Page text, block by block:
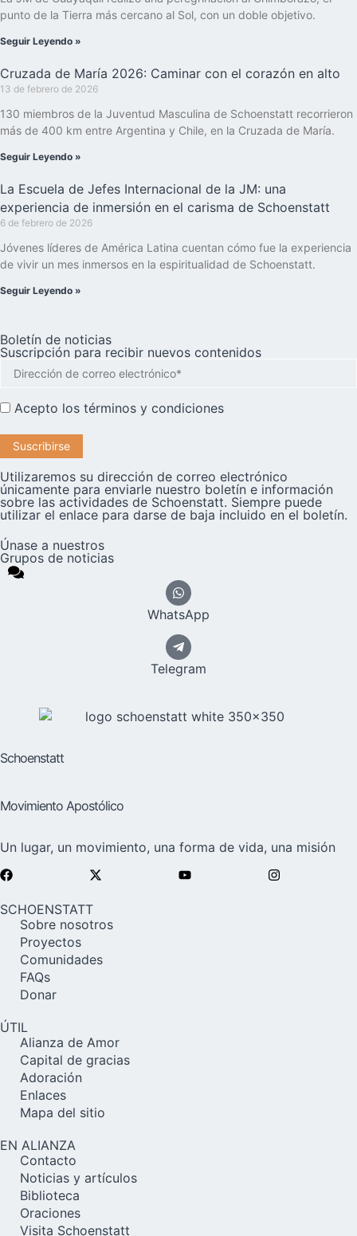
punto de la Tierra más cercano al Sol, con un doble objetivo.
Seguir Leyendo »
Cruzada de María 2026: Caminar con el corazón en alto
13 de febrero de 2026
130 miembros de la Juventud Masculina de Schoenstatt recorrieron
más de 400 km entre Argentina y Chile, en la Cruzada de María.
Seguir Leyendo »
La Escuela de Jefes Internacional de la JM: una
experiencia de inmersión en el carisma de Schoenstatt
6 de febrero de 2026
Jóvenes líderes de América Latina cuentan cómo fue la experiencia
de vivir un mes inmersos en la espiritualidad de Schoenstatt.
Seguir Leyendo »
Boletín de noticias
Suscripción para recibir nuevos contenidos
Acepto los términos y condiciones
Utilizaremos su dirección de correo electrónico
únicamente para enviarle nuestro boletín e información
sobre las actividades de Schoenstatt. Siempre puede
utilizar el enlace para darse de baja incluido en el boletín.
Únase a nuestros
Grupos de noticias
WhatsApp
Telegram
Schoenstatt
Movimiento Apostólico
Un lugar, un movimiento, una forma de vida, una misión
SCHOENSTATT
Sobre nosotros
Proyectos
Comunidades
FAQs
Donar
ÚTIL
Alianza de Amor
Capital de gracias
Adoración
Enlaces
Mapa del sitio
EN ALIANZA
Contacto
Noticias y artículos
Biblioteca
Oraciones
Visita Schoenstatt